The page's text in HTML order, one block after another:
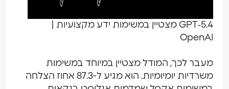
GPT‑5.4 מצטיין במשימות ידע מקצועיות |
OpenAI
מעבר לכך, המודל מצטיין במיוחד במשימות
משרדיות יומיומיות. הוא מגיע ל-87.3 אחוז הצלחה